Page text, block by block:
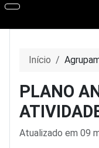
Início
PLANO
Detalhes
Atualizado em 09